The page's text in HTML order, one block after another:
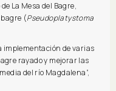
La Mesa del Bagre,
(Pseudoplatystoma
implementación de varias
rayado y mejorar las
del río Magdalena”,